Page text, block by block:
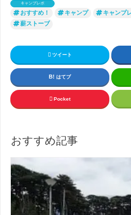
キャンプレポ
おすすめ！ キャンプ キャンプ
薪ストーブ
ツイート
はてブ
Pocket
おすすめ記事